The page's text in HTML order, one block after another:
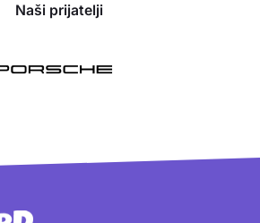
Naši prijatelji